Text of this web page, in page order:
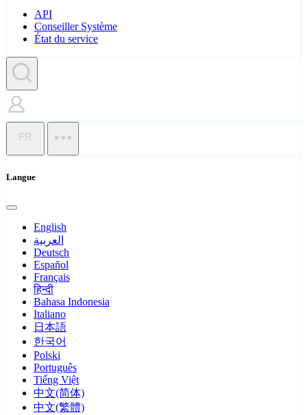
API
Conseiller Système
État du service
FR
Langue
English
العربية
Deutsch
Español
Français
हिन्दी
Bahasa Indonesia
Italiano
日本語
한국어
Polski
Português
Tiếng Việt
中文(简体)
中文(繁體)